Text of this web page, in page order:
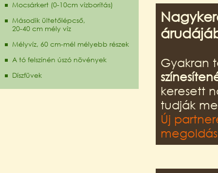
Mocsárkert (0-10cm vízborítás)
Második ültetőlépcső,
20-40 cm mély víz
Mélyvíz, 60 cm-mél mélyebb részek
A tó felszínén úszó növények
Díszfüvek
Gyakran
keresett
tudják
Új